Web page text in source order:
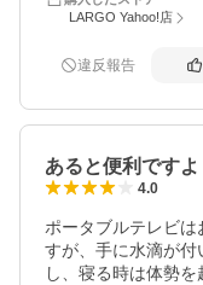
LARGO Yahoo!店
違反報告
あると便利ですよ
4.0
ポータブルテレビは
すが、手に水滴が
し、寝る時は体勢